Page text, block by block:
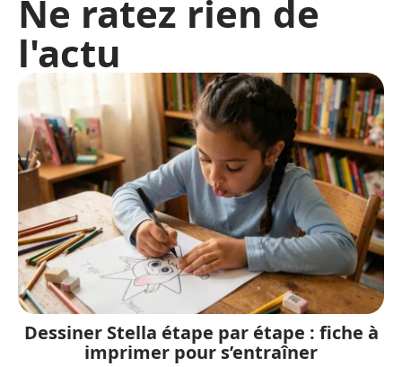
Ne ratez rien de
l'actu
Dessiner Stella étape par étape : fiche à
imprimer pour s’entraîner